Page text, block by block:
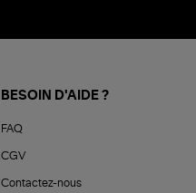
BESOIN D'AIDE ?
FAQ
CGV
Contactez-nous